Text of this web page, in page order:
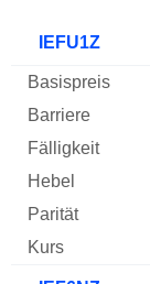
IEFU1Z